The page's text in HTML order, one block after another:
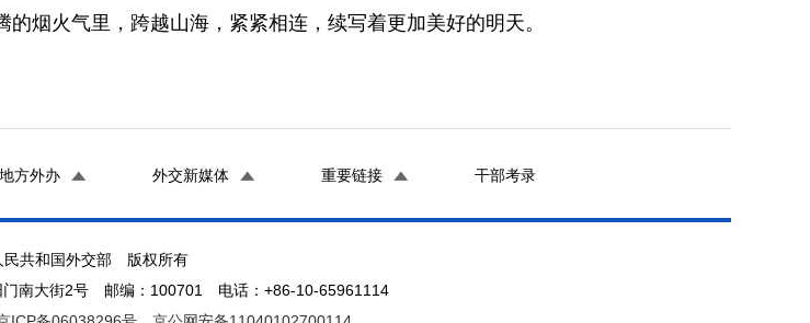
烟火气里，跨越山海，紧紧相连，续写着更加美好的明天。
地方外办 外交新媒体 重要链接 干部考录
民共和国外交部 版权所有
南大街2号 邮编：100701 电话：+86-10-65961114